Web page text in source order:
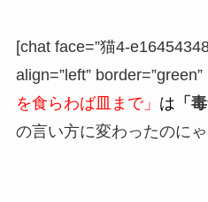
[chat face=”猫4-
align=”left” border=”green”
を食らわば皿まで」 は 「
の言い方に変わったのに